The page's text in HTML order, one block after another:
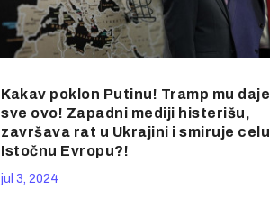
Kakav poklon Putinu! Tramp mu daje
sve ovo! Zapadni mediji histerišu,
završava rat u Ukrajini i smiruje celu
Istočnu Evropu?!
jul 3, 2024